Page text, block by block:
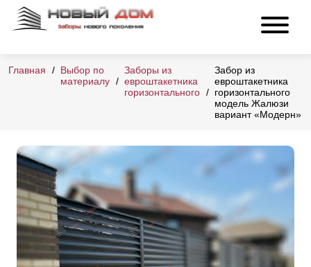
Главная
Выбор по
материалу
Заборы из
евроштакетника
горизонтального
Забор из
евроштакетника
горизонтального
модель Жалюзи
вариант «Модерн»